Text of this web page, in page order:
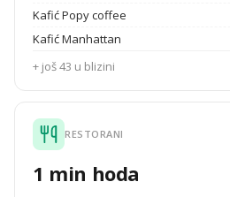
Kafić Popy coffee
Kafić Manhattan
+ još 43 u blizini
RESTORANI
1 min hoda